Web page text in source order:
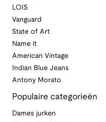
LOIS
Vanguard
State of Art
Name it
American Vintage
Indian Blue Jeans
Antony Morato
Populaire categorieën
Dames jurken